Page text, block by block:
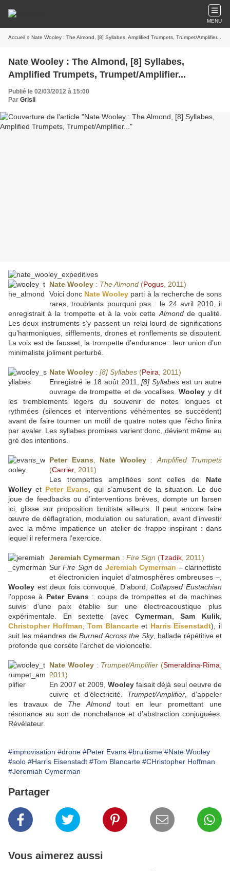
MENU
Accueil » Nate Wooley : The Almond, [8] Syllabes, Amplified Trumpets, Trumpet/Amplifier...
Nate Wooley : The Almond, [8] Syllabes,
Amplified Trumpets, Trumpet/Amplifier...
Publié le 02/03/2012 à 15:00
Par Grisli
Nate Wooley : The Almond (Pogus , 2011)
Voici donc Nate Wooley parti à la recherche de sons
rares, troublants pourquoi pas : le 24 avril 2010, il
enregistrait à la trompette et à la voix cette Almondde qualité.
Les deux instruments s’y passent un relai lourd de significations
qu’harmoniques, sifflements, drones et ronflements se disputent.
La voix est de fausset, la trompette d’endurance : leur union d’un
minimaliste joliment perturbé.
Nate Wooley : [8] Syllabes (Peira , 2011)
Enregistré le 18 août 2011,[8] Syllabes est un autre
ouvrage de trompette et de vocalises. Wooley y dit
les tremblements légers du souvenir de notes longues et
rythmées (silences et interventions véhémentes se succèdent)
avant de faire tourner un motif de quatre notes que l’écho finira
par avaler. Les syllabes promises varient donc, dévient même au
gré des intentions.
Peter Evans Nate Wooley: Amplified Trumpets
(Carrier, 2011)
Les trompettes amplifiées sont celles de Nate
Wolley et Peter Evans , qui s’amusent de la situation. Le duo
joue de feedbacks ou d’interventions brèves, dompte un larsen
ici, glisse sur proposition bruitiste ailleurs. Il peut encore faire
œuvre de déflagration, modulation ou saturation, avant d’investir
avec la même impatience un atelier de frappe inspirant : dans
lequel il refermera l’exercice.
Jeremiah Cymerman : Fire Sign (Tzadik , 2011)
SurFire Sign de Jeremiah Cymerman – clarinettiste
et électronicien inquiet d’atmosphères ombreuses –,
Wooley est deux fois convoqué. D'abord,Collapsed Eustachian
l'oppose à Peter Evans : coups de trompettes et de machines
suivis d'une paix établie sur une électroacoustique plus
expérimentale. En sextette (avec Cymerman ,Sam Kulik
Christopher Hoffman ,Tom Blancarteet Harris Eisenstadt), il
suit les méandres de Burned Across the Sky, ballade répétitive et
profonde que corsète l’archet de violoncelle.
Nate Wooley: Trumpet/Amplifier (Smeraldina-Rima
2011)
En 2007 et 2009, Wooleyfaisait déjà seul oeuvre de
cuivre et d’électricité. Trumpet/Amplifier , d’appeler
les travaux de The Almond tout en leur promettant une
résonance au son de nonchalance et d’abstraction conjuguées.
Révélateur.
#improvisation #drone #Peter Evans #bruitisme #Nate Wooley
#solo #Harris Eisenstadt #Tom Blancarte #CHristopher Hoffman
#Jeremiah Cymerman
Partager
Vous aimerez aussi